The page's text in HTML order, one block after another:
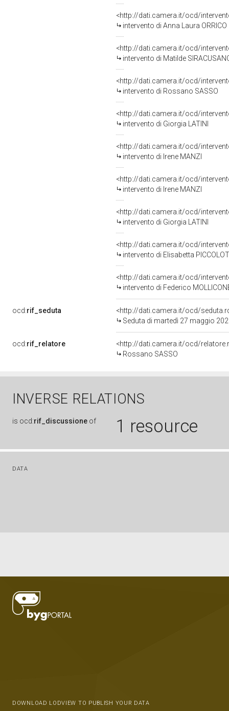
<http://dati.camera.it/ocd/
intervento di Anna Laura ORRICO
<http://dati.camera.it/ocd/
intervento di Matilde
<http://dati.camera.it/ocd/
intervento di Rossano SASSO
<http://dati.camera.it/ocd/
intervento di Giorgia LATINI
<http://dati.camera.it/ocd/
intervento di Irene MANZI
<http://dati.camera.it/ocd/
intervento di Irene MANZI
<http://dati.camera.it/ocd/
intervento di Giorgia LATINI
<http://dati.camera.it/ocd/
intervento di Elisabetta
<http://dati.camera.it/ocd/
intervento di Federico
ocd:rif_seduta
<http://dati.camera.it/ocd/
Seduta di martedì 27 maggio
ocd:rif_relatore
<http://dati.camera.it/ocd/
Rossano SASSO
INVERSE RELATIONS
is ocd:rif_discussione of 1 resource
DATA
DOWNLOAD LODVIEW TO PUBLISH YOUR DATA